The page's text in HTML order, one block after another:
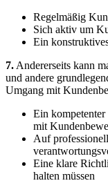
Regelmäßig
Sich aktiv um
Ein
7. Andererseits kann
und andere
Umgang mit
Ein
mit
Auf⁤
Eine klare
halten‍ müssen